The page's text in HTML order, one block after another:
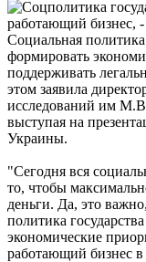
Социальная
формировать
поддерживать
этом заявила
исследований им
выступая на
Украины.
"Сегодня вся
то, чтобы
деньги. Да, это
политика
экономические
работающий бизнес